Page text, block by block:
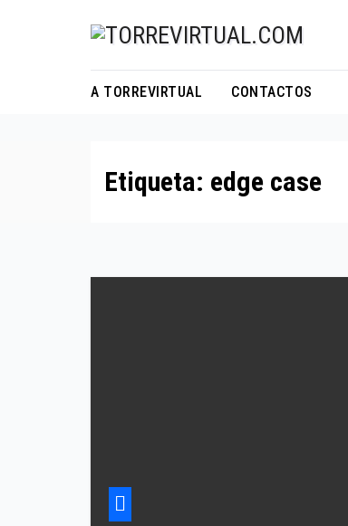
A TORREVIRTUAL
CONTACTOS
Etiqueta: edge case